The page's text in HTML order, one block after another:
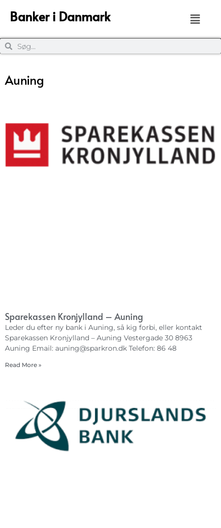
Banker i Danmark
Auning
Sparekassen Kronjylland – Auning
Leder du efter ny bank i Auning, så kig forbi, eller kontakt
Sparekassen Kronjylland – Auning Vestergade 30 8963
Auning Email: auning@sparkron.dk Telefon: 86 48
Read More »